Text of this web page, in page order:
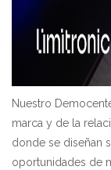
Nuestro
marca y de la
donde se diseñan
oportunidades de